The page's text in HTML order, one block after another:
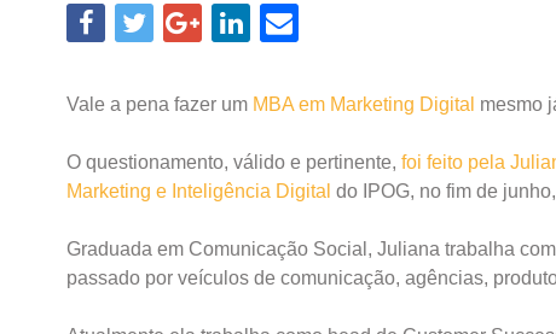
Vale a pena fazer um MBA em Marketing Digital mesmo
O questionamento, válido e pertinente, foi feito pela
Marketing e Inteligência Digital do IPOG, no fim de
Graduada em Comunicação Social, Juliana trabalha
passado por veículos de comunicação, agências,